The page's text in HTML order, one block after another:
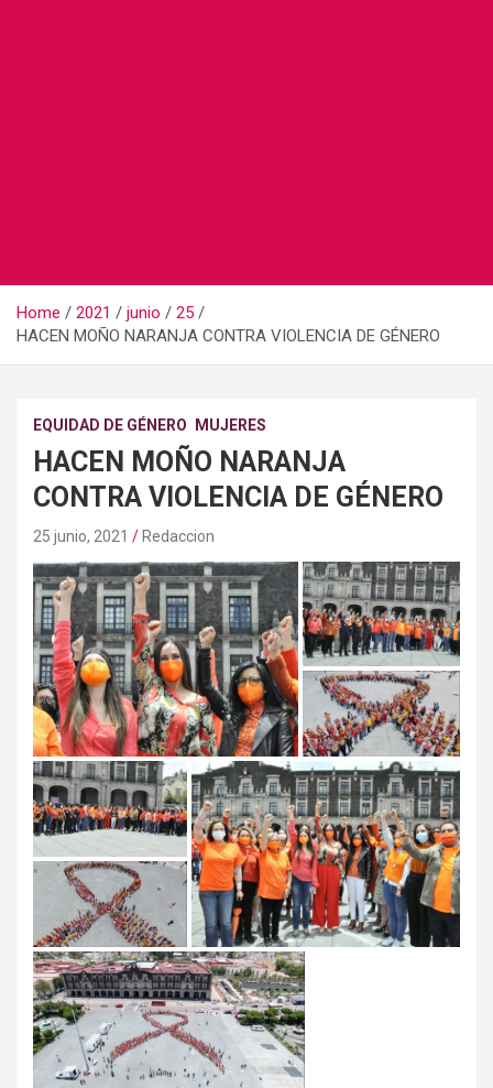
Home 2021 junio
25
HACEN MOÑO NARANJA CONTRA VIOLENCIA DE GÉNERO
EQUIDAD DE GÉNERO MUJERES
HACEN MOÑO NARANJA
CONTRA VIOLENCIA DE GÉNERO
25 junio, 2021 Redaccion